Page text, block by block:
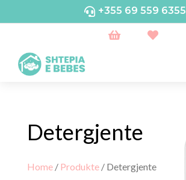
 +355 69 559 6355
 
Detergjente
Home/ Produkte/ Detergjente